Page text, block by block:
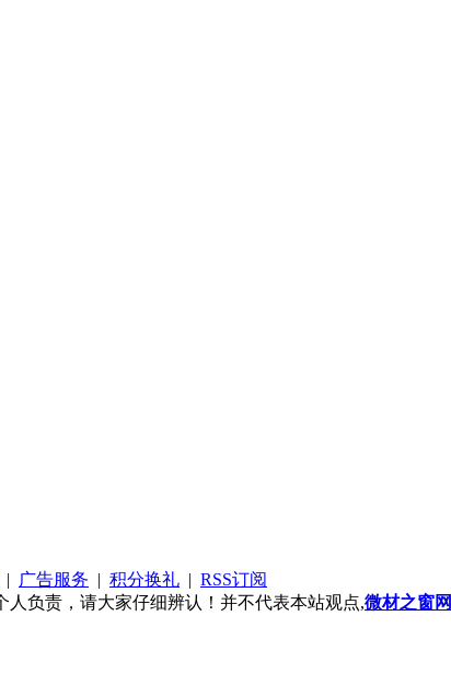
| 广告服务 | 积分换礼 | RSS订阅
负责，请大家仔细辨认！并不代表本站观点,微材之窗网